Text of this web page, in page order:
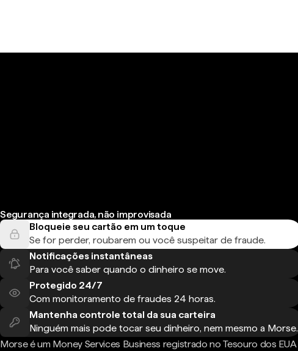
Segurança integrada, não improvisada
Bloqueie seu cartão em um toque
Se for perder, roubarem ou você suspeitar de fraude.
Notificações instantâneas
Para você saber quando o dinheiro se move.
Protegido 24/7
Com monitoramento de fraudes 24 horas.
Mantenha controle total da sua carteira
Ninguém mais pode tocar seu dinheiro, nem mesmo a Morse.
Morse é um Money Services Business registrado no Tesouro dos EUA